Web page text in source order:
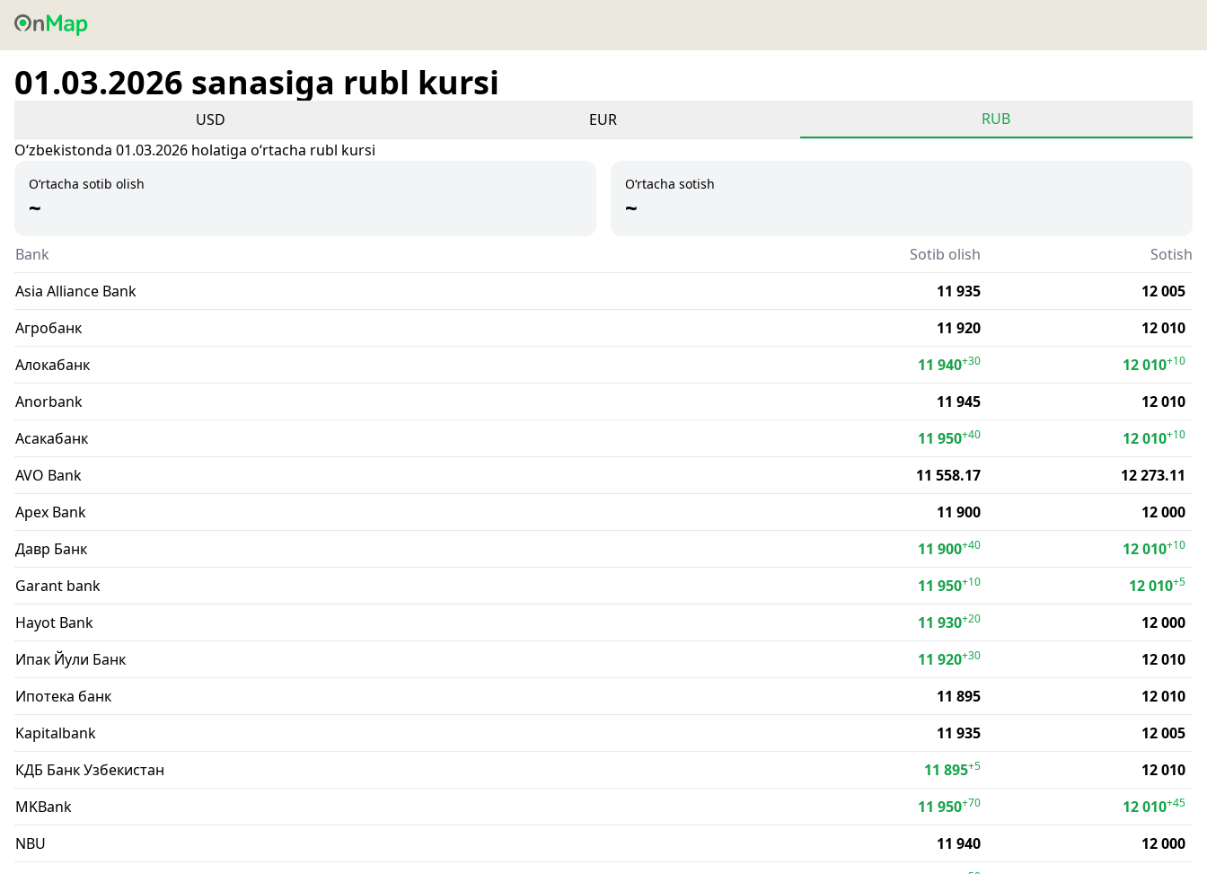
01.03.2026 sanasiga rubl kursi
USD EUR
RUB
Oʻzbekistonda 01.03.2026 holatiga oʻrtacha rubl kursi
O‘rtacha sotib olish
~
O‘rtacha sotish
~
Bank Sotib olish
Sotish
Asia Alliance Bank
11 935
12 005
Агробанк
11 920
12 010
Алокабанк
11 940+30 12 010+10
Anorbank 11 945
12 010
Асакабанк
11 950+40 12 010+10
AVO Bank 11 558.17
12 273.11
Apex Bank
11 900
12 000
Давр Банк
11 900+40 12 010+10
Garant bank 11 950+10 12 010+5
Hayot Bank 11 930+20
12 000
Ипак Йули Банк
11 920+30
12 010
Ипотека банк
11 895
12 010
Kapitalbank
11 935
12 005
КДБ Банк Узбекистан
11 895+5
12 010
MKBank
11 950+70 12 010+45
NBU 11 940
12 000